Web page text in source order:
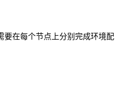
要在每个节点上分别完成环境配